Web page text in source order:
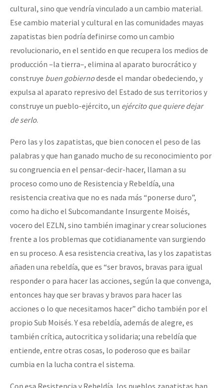
cultural, sino que vendría vinculado a un cambio material.
Ese cambio material y cultural en las comunidades mayas
zapatistas bien podría definirse como un cambio
revolucionario, en el sentido en que recupera los medios de
producción –la tierra–, elimina al aparato burocrático y
construye buen gobiernodesde el mandar obedeciendo, y
expulsa al aparato represivo del Estado de sus territorios y
construye un pueblo-ejército, un ejército que quiere dejar
de serlo.
Pero las y los zapatistas, que bien conocen el peso de las
palabras y que han ganado mucho de su reconocimiento por
su congruencia en el pensar-decir-hacer, llaman a su
proceso como uno de Resistencia y Rebeldía, una
resistencia creativa que no es nada más “ponerse duro”,
como ha dicho el Subcomandante Insurgente Moisés,
vocero del EZLN, sino también imaginar y crear soluciones
frente a los problemas que cotidianamente van surgiendo
en su proceso. A esa resistencia creativa, las y los zapatistas
añaden una rebeldía, que es “ser bravos, bravas para igual
responder o para hacer las acciones, según la que convenga,
entonces hay que ser bravas y bravos para hacer las
acciones o lo que necesitamos hacer” dicho también por el
propio Sub Moisés. Y esa rebeldía, además de alegre, es
también crítica, autocritica y solidaria; una rebeldía que
entiende, entre otras cosas, lo poderoso que es bailar
cumbia en la lucha contra el sistema.
Con esa Resistencia y Rebeldía, los pueblos zapatistas han